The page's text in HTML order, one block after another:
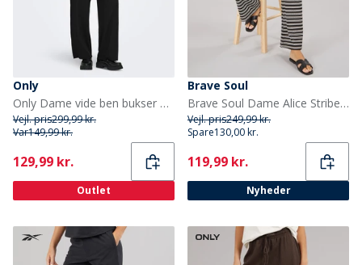
Only
Only Dame vide ben bukser Sort
Vejl. pris299,99 kr.
Var149,99 kr.
Current
129,99 kr.
Outlet
Brave Soul
Brave Soul Dame Alice Stribede Bukser Sort/Cream
Vejl. pris249,99 kr.
Spare130,00 kr.
Current
119,99 kr.
Nyheder